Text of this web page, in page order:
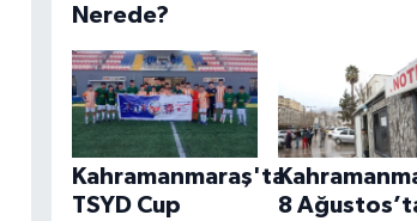
Nerede?
Kahramanmaraş'ta
TSYD Cup
8